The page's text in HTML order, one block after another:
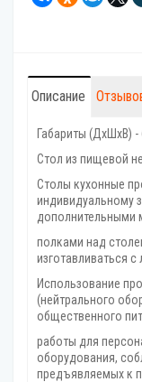
Описание
Габариты (ДхШхВ) -
Стол из пищевой
Столы кухонные
индивидуальному
дополнительными
полками над
изготавливаться
Использование
(нейтрального
общественного
работы для
оборудования,
предъявляемых к